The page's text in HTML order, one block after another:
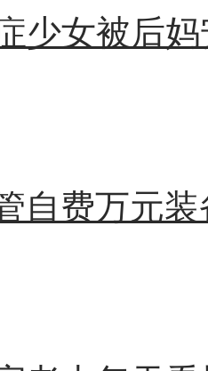
少女被后
自费万元